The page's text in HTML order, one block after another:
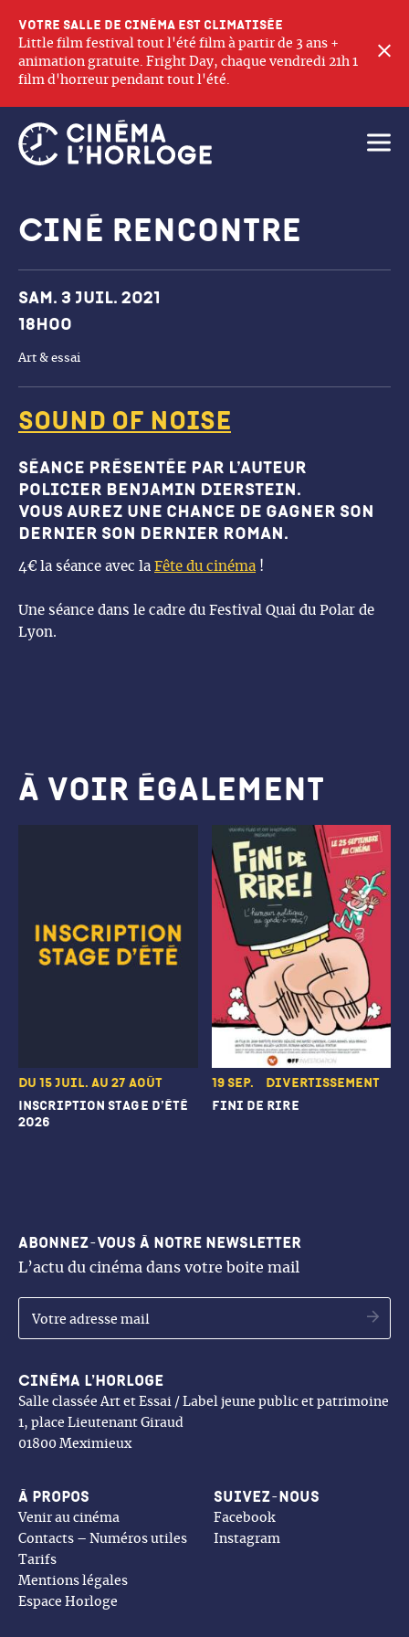
Votre salle de cinéma est climatisée
Little film festival tout l'été film à partir de 3 ans +
animation gratuite. Fright Day, chaque vendredi 21h 1
film d'horreur pendant tout l'été.
Ciné Rencontre
Sound of noise
Séance présentée par l’auteur
policier Benjamin Dierstein.
Vous aurez une chance de gagner son
dernier son dernier roman.
4€ la séance avec la Fête du cinéma !
Une séance dans le cadre du Festival Quai du Polar de
Lyon.
Dates et horaires
Sam. 3 juil. 2021
18h00
Art & essai
À voir également
Du 15 juil. au 27 août
Inscription stage d’été
2026
19 sep.
Divertissement
Fini de rire
Cinéma l’Horloge
Salle classée Art et Essai / Label jeune public et patrimoine
1, place Lieutenant Giraud
01800 Meximieux
Abonnez-vous à notre newsletter
L’actu du cinéma dans votre boite mail
À propos
Venir au cinéma
Contacts – Numéros utiles
Tarifs
Mentions légales
Espace Horloge
Suivez-nous
Facebook
Instagram